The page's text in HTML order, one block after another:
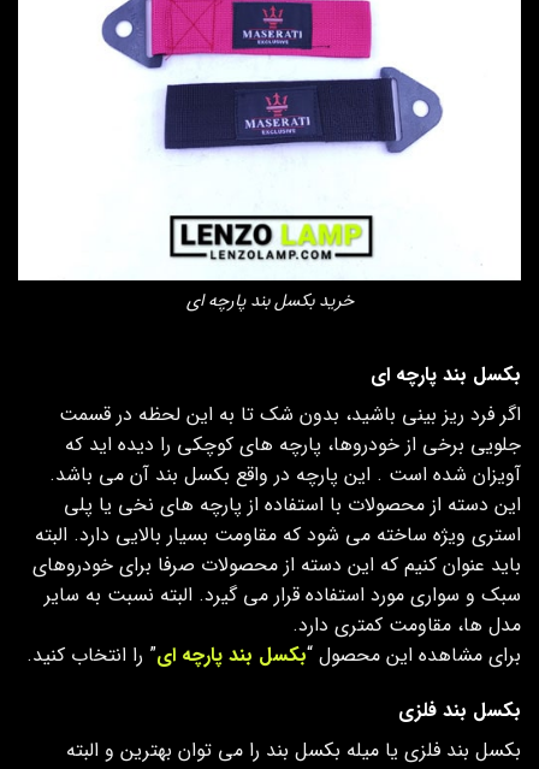
خرید بکسل بند پارچه ای
بکسل بند پارچه ای
اگر فرد ریز بینی باشید، بدون شک تا به این لحظه در قسمت
جلویی برخی از خودروها، پارچه های کوچکی را دیده اید که‌
آویزان شده است . این پارچه در واقع بکسل بند آن می باشد.
این دسته از محصولات با استفاده از پارچه های نخی یا پلی
استری ویژه ساخته می شود که مقاومت بسیار بالایی دارد. البته
باید عنوان کنیم که این دسته از محصولات صرفا برای خودروهای
سبک و سواری مورد استفاده قرار می گیرد. البته نسبت به سایر
مدل ها، مقاومت کمتری دارد.
برای مشاهده این محصول “بکسل بند پارچه ای” را انتخاب کنید.
بکسل بند فلزی
بکسل بند فلزی یا میله بکسل بند را می توان بهترین و البته